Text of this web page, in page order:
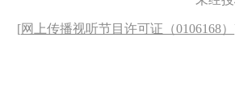
[网上传播视听节目许可证（0106168）